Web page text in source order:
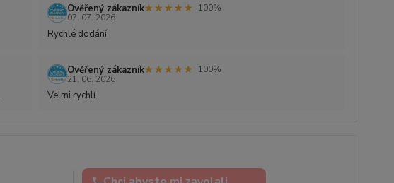
Ověřený zákazník★★★★★
★★★★★
100%
07. 07. 2026
Rychlé dodání
Ověřený zákazník★★★★★
★★★★★
100%
21. 06. 2026
Velmi rychlí